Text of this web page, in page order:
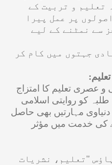
تعلیم و تربیت کے
پر عمل پیرا
سے نمٹنے کے لیے
جہتوں میں کام کر
:
و عصری تعلیم کا امتزاج
طلبہ کو روایتی اسلامی
مہارتیں بھی حاصل
کی خدمت میں مؤثر
"تعلیم، نشریات